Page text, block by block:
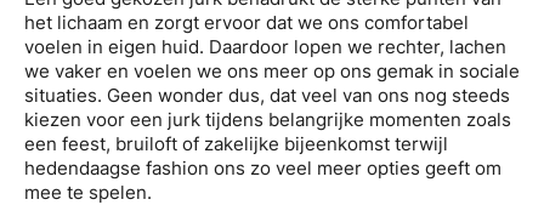
het lichaam en zorgt ervoor dat we ons comfortabel
voelen in eigen huid. Daardoor lopen we rechter, lachen
we vaker en voelen we ons meer op ons gemak in sociale
situaties. Geen wonder dus, dat veel van ons nog steeds
kiezen voor een jurk tijdens belangrijke momenten zoals
een feest, bruiloft of zakelijke bijeenkomst terwijl
hedendaagse fashion ons zo veel meer opties geeft om
mee te spelen.